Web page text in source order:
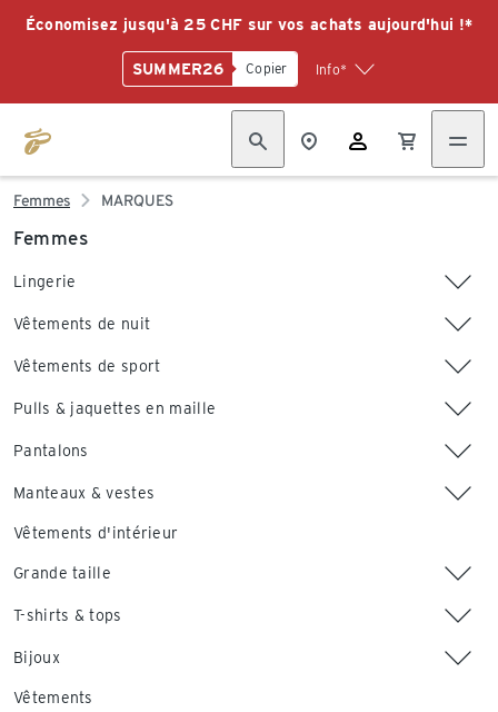
Économisez jusqu'à 25 CHF sur vos achats aujourd'hui !*
SUMMER26 Copier Info*
Femmes MARQUES
Femmes
Lingerie
Vêtements de nuit
Vêtements de sport
Pulls & jaquettes en maille
Pantalons
Manteaux & vestes
Vêtements d'intérieur
Grande taille
T-shirts & tops
Bijoux
Vêtements